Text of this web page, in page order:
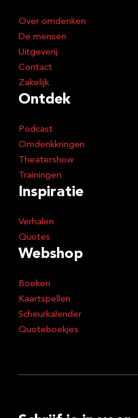
Over omdenken
De mensen
Uitgeverij
Contact
Zakelijk
Ontdek
Podcast
Omdenkkringen
Theatershow
Trainingen
Inspiratie
Verhalen
Quotes
Webshop
Boeken
Kaartspellen
Scheurkalender
Quoteboekjes